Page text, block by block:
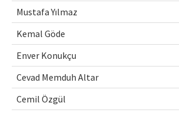
Dergi Kurulları
Yayın İlkeleri
Etik İlkeler
Yazar Rehberi
Hakem Rehberi
Mustafa Yılmaz
Kemal Göde
Enver Konukçu
Cevad Memduh Altar
Cemil Özgül